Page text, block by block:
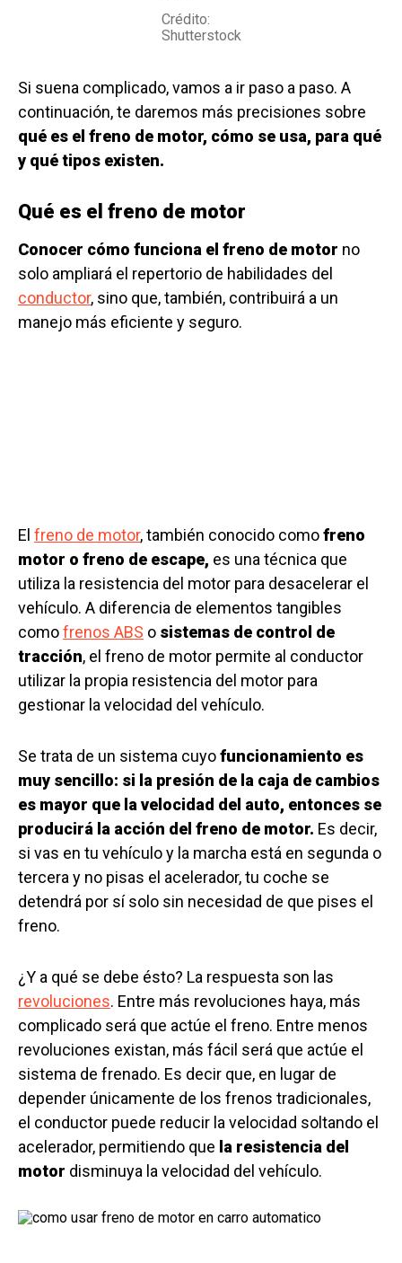
Crédito:
Shutterstock
Si suena complicado, vamos a ir paso a paso. A
continuación, te daremos más precisiones sobre
qué es el freno de motor, cómo se usa, para qué
y qué tipos existen.
Qué es el freno de motor
Conocer cómo funciona el freno de motor no
solo ampliará el repertorio de habilidades del
conductor, sino que, también, contribuirá a un
manejo más eficiente y seguro.
El freno de motor, también conocido comofreno
motor o freno de escape, es una técnica que
utiliza la resistencia del motor para desacelerar el
vehículo. A diferencia de elementos tangibles
comofrenos ABS o sistemas de control de
tracción, el freno de motor permite al conductor
utilizar la propia resistencia del motor para
gestionar la velocidad del vehículo.
Se trata de un sistema cuyofuncionamiento es
muy sencillo: si la presión de la caja de cambios
es mayor que la velocidad del auto, entonces se
producirá la acción del freno de motor. Es decir,
si vas en tu vehículo y la marcha está en segunda o
tercera y no pisas el acelerador, tu coche se
detendrá por sí solo sin necesidad de que pises el
freno.
¿Y a qué se debe ésto? La respuesta son las
revoluciones. Entre más revoluciones haya, más
complicado será que actúe el freno. Entre menos
revoluciones existan, más fácil será que actúe el
sistema de frenado. Es decir que, en lugar de
depender únicamente de los frenos tradicionales,
el conductor puede reducir la velocidad soltando el
acelerador, permitiendo que la resistencia del
motor disminuya la velocidad del vehículo.